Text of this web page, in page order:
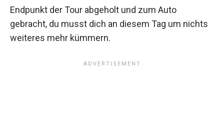
Endpunkt der Tour abgeholt und zum Auto
gebracht, du musst dich an diesem Tag um nichts
weiteres mehr kümmern.